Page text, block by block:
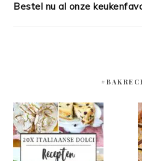
Bestel nu al onze